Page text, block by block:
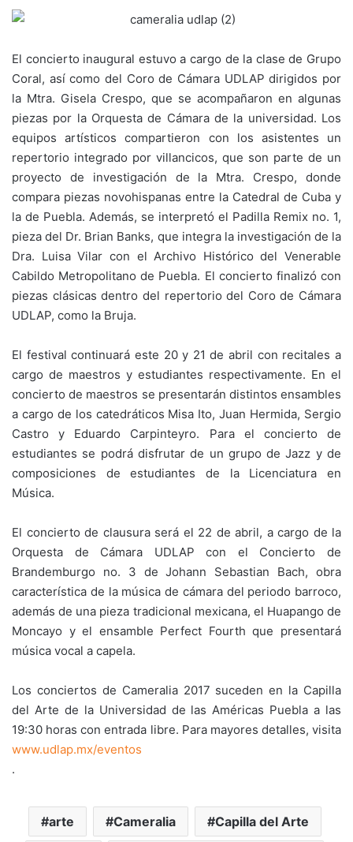
El concierto inaugural estuvo a cargo de la clase de Grupo
Coral, así como del Coro de Cámara UDLAP dirigidos por
la Mtra. Gisela Crespo, que se acompañaron en algunas
piezas por la Orquesta de Cámara de la universidad. Los
equipos artísticos compartieron con los asistentes un
repertorio integrado por villancicos, que son parte de un
proyecto de investigación de la Mtra. Crespo, donde
compara piezas novohispanas entre la Catedral de Cuba y
la de Puebla. Además, se interpretó el Padilla Remix no. 1,
pieza del Dr. Brian Banks, que integra la investigación de la
Dra. Luisa Vilar con el Archivo Histórico del Venerable
Cabildo Metropolitano de Puebla. El concierto finalizó con
piezas clásicas dentro del repertorio del Coro de Cámara
UDLAP, como la Bruja.
El festival continuará este 20 y 21 de abril con recitales a
cargo de maestros y estudiantes respectivamente. En el
concierto de maestros se presentarán distintos ensambles
a cargo de los catedráticos Misa Ito, Juan Hermida, Sergio
Castro y Eduardo Carpinteyro. Para el concierto de
estudiantes se podrá disfrutar de un grupo de Jazz y de
composiciones de estudiantes de la Licenciatura en
Música.
El concierto de clausura será el 22 de abril, a cargo de la
Orquesta de Cámara UDLAP con el Concierto de
Brandemburgo no. 3 de Johann Sebastian Bach, obra
característica de la música de cámara del periodo barroco,
además de una pieza tradicional mexicana, el Huapango de
Moncayo y el ensamble Perfect Fourth que presentará
música vocal a capela.
Los conciertos de Cameralia 2017 suceden en la Capilla
del Arte de la Universidad de las Américas Puebla a las
19:30 horas con entrada libre. Para mayores detalles, visita
www.udlap.mx/eventos
.
arte Cameralia Capilla del Arte